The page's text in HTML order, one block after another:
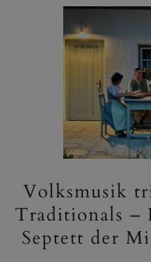
Volksmusik
Traditionals –
Septett der